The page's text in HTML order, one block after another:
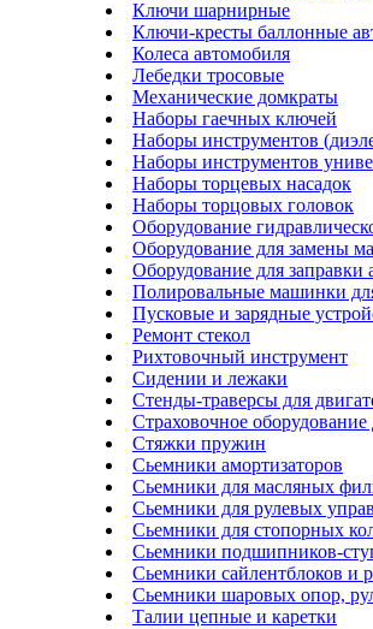
Ключи шарнирные
Ключи-кресты баллонные
Колеса автомобиля
Лебедки тросовые
Механические домкраты
Наборы гаечных ключей
Наборы инструментов
Наборы инструментов
Наборы торцевых насадок
Наборы торцовых головок
Оборудование
Оборудование для замены
Оборудование для
Полировальные машинки
Пусковые и зарядные
Ремонт стекол
Рихтовочный инструмент
Сидении и лежаки
Стенды-траверсы для
Страховочное
Стяжки пружин
Сьемники амортизаторов
Сьемники для масляных
Сьемники для рулевых
Сьемники для стопорных
Сьемники подшипников-
Сьемники сайлентблоков и
Сьемники шаровых опор,
Талии цепные и каретки